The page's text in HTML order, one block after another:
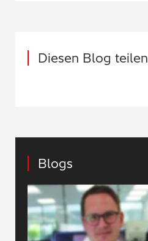
Diesen Blog teilen
Blogs